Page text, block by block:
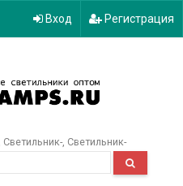
Вход Регистрация
Светильник- Светильник-